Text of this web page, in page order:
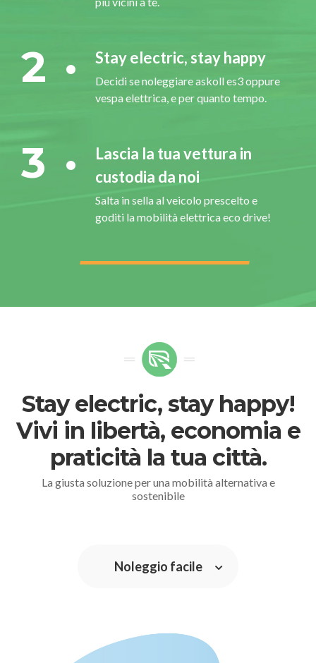
2 Stay electric, stay happy
Decidi se noleggiare askoll es3 oppure
vespa elettrica, e per quanto tempo.
3
Lascia la tua vettura in
custodia da noi
Salta in sella al veicolo prescelto e
goditi la mobilità elettrica eco drive!
Stay electric, stay happy!
Vivi in libertà, economia e
praticità la tua città.
La giusta soluzione per una mobilità alternativa e
sostenibile
Noleggio facile